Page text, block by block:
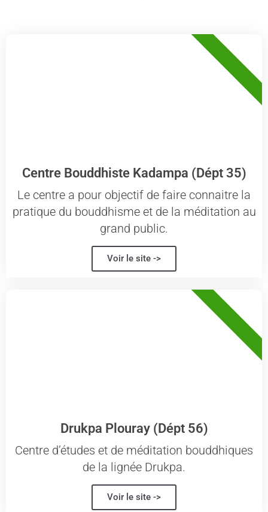
Centre Bouddhiste Kadampa (Dépt 35)
Le centre a pour objectif de faire connaitre la
pratique du bouddhisme et de la méditation au
grand public.
Voir le site ->
35 - ILLE-ET-VILAINE
Drukpa Plouray (Dépt 56)
Centre d’études et de méditation bouddhiques
de la lignée Drukpa.
Voir le site ->
56 - MORBIHAN